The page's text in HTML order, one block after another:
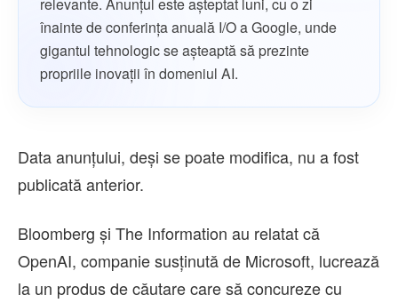
relevante. Anunţul este aşteptat luni, cu o zi
înainte de conferinţa anuală I/O a Google, unde
gigantul tehnologic se aşteaptă să prezinte
propriile inovaţii în domeniul AI.
Data anunţului, deşi se poate modifica, nu a fost
publicată anterior.
Bloomberg şi The Information au relatat că
OpenAI, companie susţinută de Microsoft, lucrează
la un produs de căutare care să concureze cu